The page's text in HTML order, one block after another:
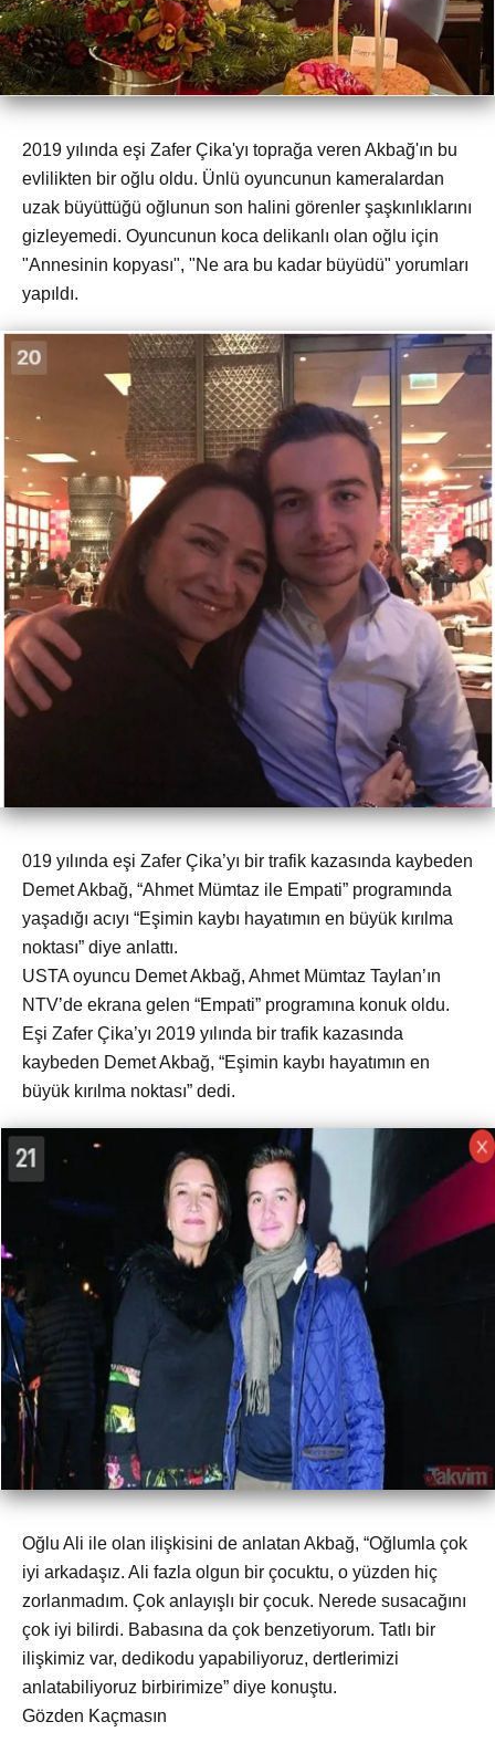
2019 yılında eşi Zafer Çika'yı toprağa veren Akbağ'ın bu
evlilikten bir oğlu oldu. Ünlü oyuncunun kameralardan
uzak büyüttüğü oğlunun son halini görenler şaşkınlıklarını
gizleyemedi. Oyuncunun koca delikanlı olan oğlu için
"Annesinin kopyası", "Ne ara bu kadar büyüdü" yorumları
yapıldı.
019 yılında eşi Zafer Çika’yı bir trafik kazasında kaybeden
Demet Akbağ, “Ahmet Mümtaz ile Empati” programında
yaşadığı acıyı “Eşimin kaybı hayatımın en büyük kırılma
noktası” diye anlattı.
USTA oyuncu Demet Akbağ, Ahmet Mümtaz Taylan’ın
NTV’de ekrana gelen “Empati” programına konuk oldu.
Eşi Zafer Çika’yı 2019 yılında bir trafik kazasında
kaybeden Demet Akbağ, “Eşimin kaybı hayatımın en
büyük kırılma noktası” dedi.
Oğlu Ali ile olan ilişkisini de anlatan Akbağ, “Oğlumla çok
iyi arkadaşız. Ali fazla olgun bir çocuktu, o yüzden hiç
zorlanmadım. Çok anlayışlı bir çocuk. Nerede susacağını
çok iyi bilirdi. Babasına da çok benzetiyorum. Tatlı bir
ilişkimiz var, dedikodu yapabiliyoruz, dertlerimizi
anlatabiliyoruz birbirimize” diye konuştu.
Gözden Kaçmasın